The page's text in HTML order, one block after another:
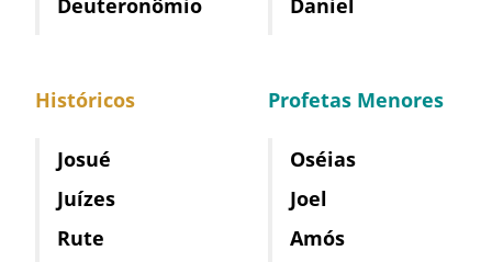
Deuteronômio
Históricos
Josué
Juízes
Rute
Daniel
Profetas Menores
Oséias
Joel
Amós